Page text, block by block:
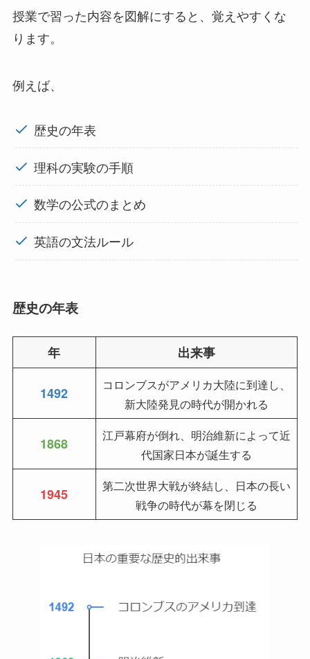
授業で習った内容を図解にすると、覚えやすくな
ります。
例えば、
歴史の年表
理科の実験の手順
数学の公式のまとめ
英語の文法ルール
歴史の年表
年 出来事
1492
コロンブスがアメリカ大陸に到達し、
新大陸発見の時代が開かれる
1868
江戸幕府が倒れ、明治維新によって近
代国家日本が誕生する
1945
第二次世界大戦が終結し、日本の長い
戦争の時代が幕を閉じる